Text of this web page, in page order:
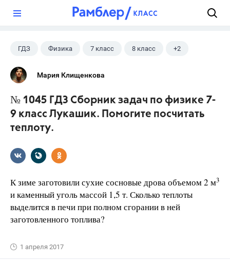
ГДЗ Физика 7 класс 8 класс +2
9 класс
Мария Клищенкова
№ 1045 ГДЗ Сборник задач по физике 7-
9 класс Лукашик. Помогите посчитать
теплоту.
К зиме заготовили сухие сосновые дрова объемом 2 м3
и каменный уголь массой 1,5 т. Сколько теплоты
выделится в печи при полном сгорании в ней
заготовленного топлива?
1 апреля 2017